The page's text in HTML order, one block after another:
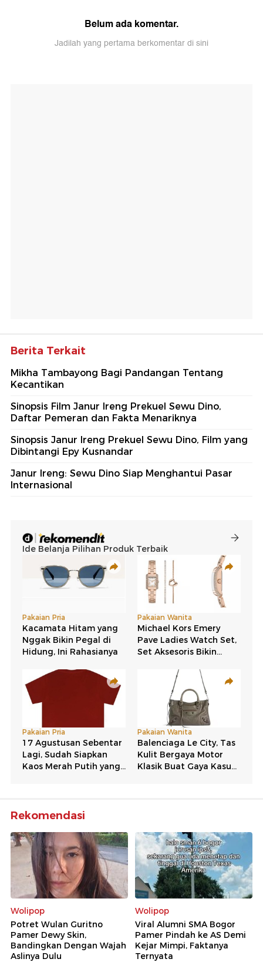
Belum ada komentar.
Jadilah yang pertama berkomentar di sini
Berita Terkait
Mikha Tambayong Bagi Pandangan Tentang
Kecantikan
Sinopsis Film Janur Ireng Prekuel Sewu Dino,
Daftar Pemeran dan Fakta Menariknya
Sinopsis Janur Ireng Prekuel Sewu Dino, Film yang
Dibintangi Epy Kusnandar
Janur Ireng: Sewu Dino Siap Menghantui Pasar
Internasional
Rekomendasi
Wolipop
Potret Wulan Guritno
Pamer Dewy Skin,
Bandingkan Dengan Wajah
Aslinya Dulu
Wolipop
Viral Alumni SMA Bogor
Pamer Pindah ke AS Demi
Kejar Mimpi, Faktanya
Ternyata